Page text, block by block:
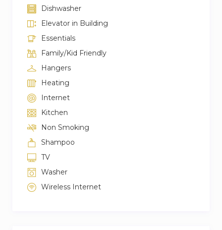
Airport – 20min driving
Dishwasher
Elevator in Building
Essentials
Family/Kid Friendly
Hangers
Heating
Internet
Kitchen
Non Smoking
Shampoo
TV
Washer
Wireless Internet